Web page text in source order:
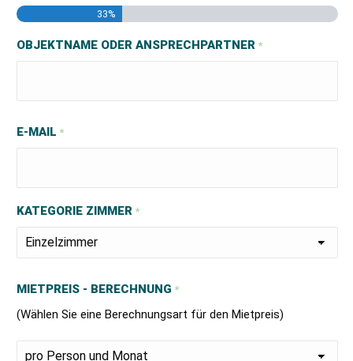
33%
OBJEKTNAME ODER ANSPRECHPARTNER *
E-MAIL *
KATEGORIE ZIMMER *
MIETPREIS - BERECHNUNG *
(Wählen Sie eine Berechnungsart für den Mietpreis)